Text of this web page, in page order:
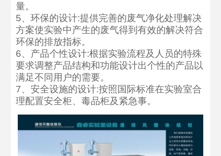
量。
5、环保的设计:提供完善的废气净化处理解决
方案使实验中产生的废气得到有效的解决符合
环保的排放指标。
6、产品个性设计:根据实验流程及人员的特殊
要求调整产品结构和功能设计出个性的产品以
满足不同用户的需要。
7、安全设施的设计:按照国际标准在实验室合
理配置安全柜、毒品柜及紧急事。